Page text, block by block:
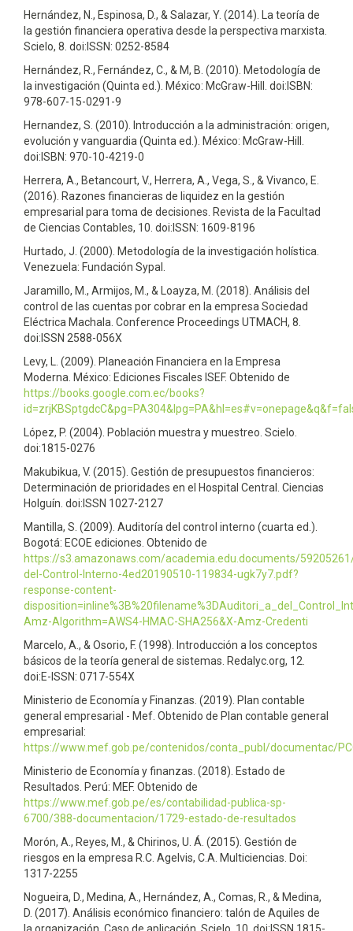
Hernández, N., Espinosa, D., & Salazar, Y. (2014). La teoría de
la gestión financiera operativa desde la perspectiva marxista.
Scielo, 8. doi:ISSN: 0252-8584
Hernández, R., Fernández, C., & M, B. (2010). Metodología de
la investigación (Quinta ed.). México: McGraw-Hill. doi:ISBN:
978-607-15-0291-9
Hernandez, S. (2010). Introducción a la administración: origen,
evolución y vanguardia (Quinta ed.). México: McGraw-Hill.
doi:ISBN: 970-10-4219-0
Herrera, A., Betancourt, V., Herrera, A., Vega, S., & Vivanco, E.
(2016). Razones financieras de liquidez en la gestión
empresarial para toma de decisiones. Revista de la Facultad
de Ciencias Contables, 10. doi:ISSN: 1609-8196
Hurtado, J. (2000). Metodología de la investigación holística.
Venezuela: Fundación Sypal.
Jaramillo, M., Armijos, M., & Loayza, M. (2018). Análisis del
control de las cuentas por cobrar en la empresa Sociedad
Eléctrica Machala. Conference Proceedings UTMACH, 8.
doi:ISSN 2588-056X
Levy, L. (2009). Planeación Financiera en la Empresa
Moderna. México: Ediciones Fiscales ISEF. Obtenido de
https://books.google.com.ec/books?
López, P. (2004). Población muestra y muestreo. Scielo.
doi:1815-0276
Makubikua, V. (2015). Gestión de presupuestos financieros:
Determinación de prioridades en el Hospital Central. Ciencias
Holguín. doi:ISSN 1027-2127
Mantilla, S. (2009). Auditoría del control interno (cuarta ed.).
Bogotá: ECOE ediciones. Obtenido de
https://s3.amazonaws.com/academia.edu.documents/
del-Control-Interno-4ed20190510-119834-ugk7y7.pdf?
response-content-
Amz-Algorithm=AWS4-HMAC-SHA256&X-Amz-Credenti
Marcelo, A., & Osorio, F. (1998). Introducción a los conceptos
básicos de la teoría general de sistemas. Redalyc.org, 12.
doi:E-ISSN: 0717-554X
Ministerio de Economía y Finanzas. (2019). Plan contable
general empresarial - Mef. Obtenido de Plan contable general
empresarial:
https://www.mef.gob.pe/contenidos/conta_publ/documentac/
Ministerio de Economía y finanzas. (2018). Estado de
Resultados. Perú: MEF. Obtenido de
https://www.mef.gob.pe/es/contabilidad-publica-sp-
6700/388-documentacion/1729-estado-de-resultados
Morón, A., Reyes, M., & Chirinos, U. Á. (2015). Gestión de
riesgos en la empresa R.C. Agelvis, C.A. Multiciencias. Doi:
1317-2255
Nogueira, D., Medina, A., Hernández, A., Comas, R., & Medina,
D. (2017). Análisis económico financiero: talón de Aquiles de
la organización. Caso de aplicación. Scielo, 10. doi:ISSN 1815-